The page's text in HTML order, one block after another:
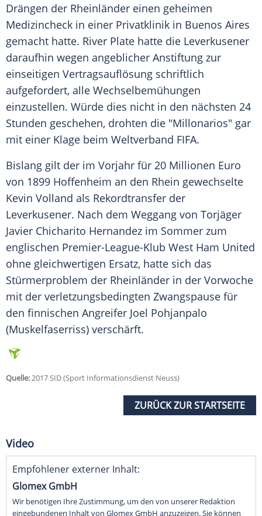
Drängen der Rheinländer einen geheimen
Medizincheck in einer Privatklinik in Buenos Aires
gemacht hatte. River Plate hatte die Leverkusener
daraufhin wegen angeblicher Anstiftung zur
einseitigen Vertragsauflösung schriftlich
aufgefordert, alle Wechselbemühungen
einzustellen. Würde dies nicht in den nächsten 24
Stunden geschehen, drohten die "Millonarios" gar
mit einer Klage beim Weltverband FIFA.
Bislang gilt der im Vorjahr für 20 Millionen Euro
von 1899 Hoffenheim an den Rhein gewechselte
Kevin Volland als Rekordtransfer der
Leverkusener. Nach dem Weggang von Torjäger
Javier Chicharito Hernandez im Sommer zum
englischen Premier-League-Klub West Ham United
ohne gleichwertigen Ersatz, hatte sich das
Stürmerproblem der Rheinländer in der Vorwoche
mit der verletzungsbedingten Zwangspause für
den finnischen Angreifer Joel Pohjanpalo
(Muskelfaserriss) verschärft.
Quelle:2017 SID (Sport Informationsdienst Neuss)
ZURÜCK ZUR STARTSEITE
Video
Empfohlener externer Inhalt:
Glomex GmbH
Wir benötigen Ihre Zustimmung, um den von unserer Redaktion
eingebundenen Inhalt von Glomex GmbH anzuzeigen. Sie können